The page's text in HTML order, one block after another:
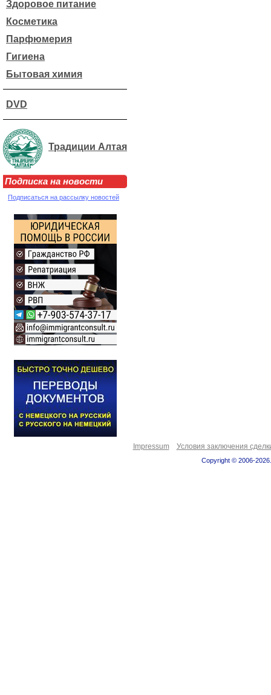
Здоровое питание
Косметика
Парфюмерия
Гигиена
Бытовая химия
DVD
Традиции Алтая
Подписка на новости
Подписаться на рассылку новостей
Impressum Условия заключения
Copyright © 2006-